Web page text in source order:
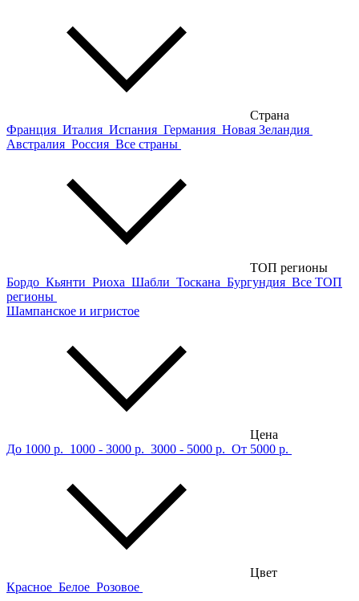
Страна
Франция Италия Испания Германия Новая Зеландия
Австралия Россия Все страны
ТОП регионы
Бордо Кьянти Риоха Шабли Тоскана Бургундия Все ТОП
регионы
Шампанское и игристое
Цена
До 1000 р. 1000 - 3000 р. 3000 - 5000 р. От 5000 р.
Цвет
Красное Белое Розовое